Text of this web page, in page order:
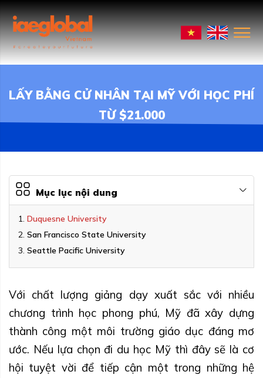
LẤY BẰNG CỬ NHÂN TẠI MỸ VỚI HỌC PHÍ
TỪ $21.000
Mục lục nội dung
Duquesne University
San Francisco State University
Seattle Pacific University
Với chất lượng giảng dạy xuất sắc với nhiều
chương trình học phong phú, Mỹ đã xây dựng
thành công một môi trường giáo dục đáng mơ
ước. Nếu lựa chọn đi du học Mỹ thì đây sẽ là cơ
hội tuyệt vời để tiếp cận một trong những hệ